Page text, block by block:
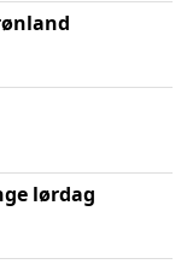
lørdag